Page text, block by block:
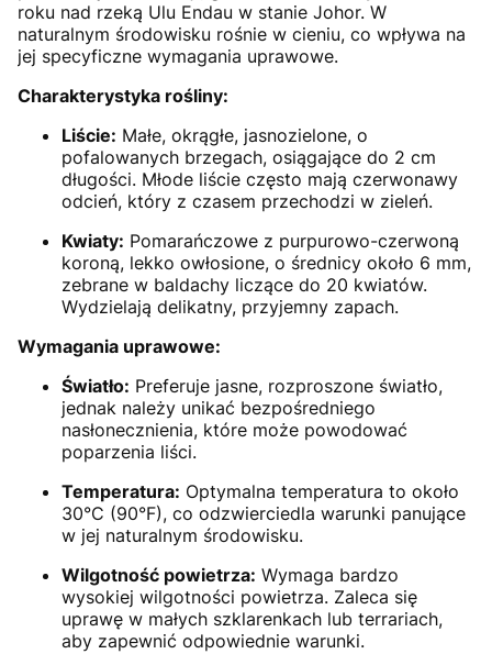
roku nad rzeką Ulu Endau w stanie Johor. W
naturalnym środowisku rośnie w cieniu, co wpływa na
jej specyficzne wymagania uprawowe.
Charakterystyka rośliny:
Liście: Małe, okrągłe, jasnozielone, o
pofalowanych brzegach, osiągające do 2 cm
długości. Młode liście często mają czerwonawy
odcień, który z czasem przechodzi w zieleń.
Kwiaty: Pomarańczowe z purpurowo-czerwoną
koroną, lekko owłosione, o średnicy około 6 mm,
zebrane w baldachy liczące do 20 kwiatów.
Wydzielają delikatny, przyjemny zapach.
Wymagania uprawowe:
Światło: Preferuje jasne, rozproszone światło,
jednak należy unikać bezpośredniego
nasłonecznienia, które może powodować
poparzenia liści.
Temperatura: Optymalna temperatura to około
30°C (90°F), co odzwierciedla warunki panujące
w jej naturalnym środowisku.
Wilgotność powietrza: Wymaga bardzo
wysokiej wilgotności powietrza. Zaleca się
uprawę w małych szklarenkach lub terrariach,
aby zapewnić odpowiednie warunki.